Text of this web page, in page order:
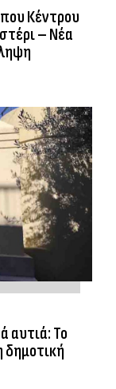
Κέντρου
– Νέα
αυτιά: Το